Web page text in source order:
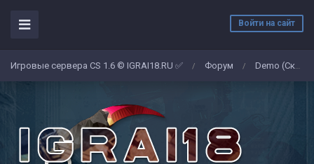
Войти на сайт
Игровые сервера CS 1.6 © IGRAI18.RU ✅ / Форум / Demo (Скриншоты)